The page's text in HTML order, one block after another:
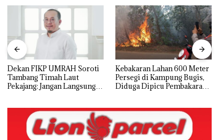
Dekan FIKP UMRAH Soroti
Tambang Timah Laut
Pekajang: Jangan Langsung
Lingkungannya
Kebakaran Lahan 600 Meter
Persegi di Kampung Bugis,
Diduga Dipicu Pembakaran